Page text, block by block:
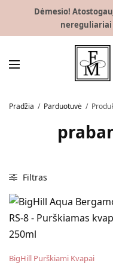
Dėmesio!
nereguliariai
Pradžia / Parduotuvė /
Filtras
BigHill Purškiami Kvapai